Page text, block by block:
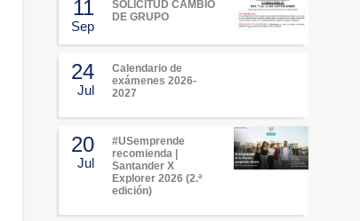
11
Sep
SOLICITUD CAMBIO
DE GRUPO
24
Jul
Calendario de
exámenes 2026-
2027
20
Jul
#USemprende
recomienda |
Santander X
Explorer 2026 (2.ª
edición)